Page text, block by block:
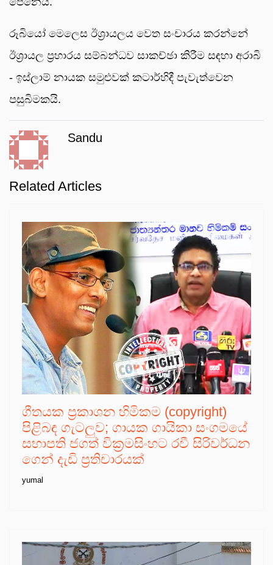
රූබියෝ මෙලෙස ඊශ්‍රායලය වෙත සංචාරය කරන්නේ
ඊශ්‍රායල ප්‍රහාරය සම්බන්ධව සාකච්ඡා කිරීම සඳහා අරාබි
- ඉස්ලාම් නායක සමුළුවක් කටාර්හිදී පැවැත්වෙන
පසුබිමකයි.
Sandu
Related Articles
ගීතයක ප්‍රකාශන හිමිකම (copyright)
පිළිබඳ ගැටලුව; ගායක ගායිකා සංගමයේ
සභාපති ජගත් වික්‍රමසිංහට රවී සිරිවර්ධන
ගෙන් දැඩි ප්‍රතිචාරයක්
yumal